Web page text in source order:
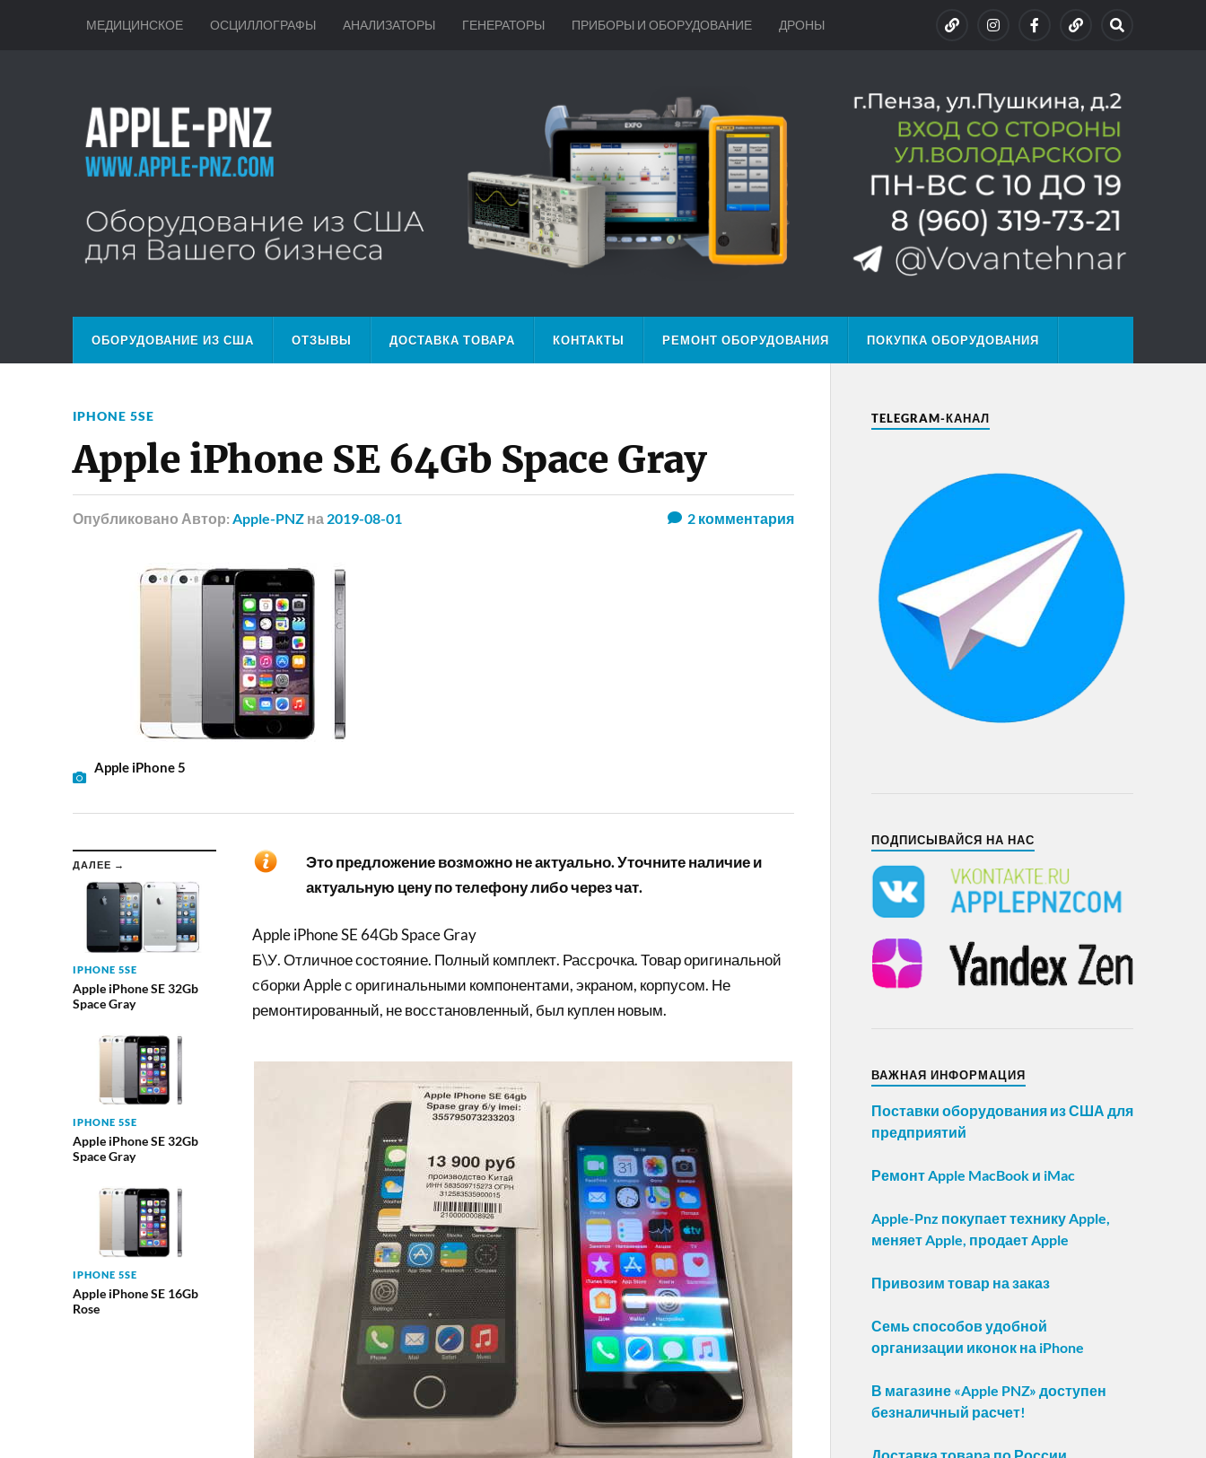
МЕДИЦИНСКОЕ ОСЦИЛЛОГРАФЫ АНАЛИЗАТОРЫ ГЕНЕРАТОРЫ ПРИБОРЫ И ОБОРУДОВАНИЕ ДРОНЫ
ОБОРУДОВАНИЕ ИЗ США ОТЗЫВЫ ДОСТАВКА ТОВАРА КОНТАКТЫ РЕМОНТ ОБОРУДОВАНИЯ ПОКУПКА ОБОРУДОВАНИЯ
IPHONE 5SE
Apple iPhone SE 64Gb Space Gray
Опубликовано Автор: Apple-PNZ на 2019-08-01 2комментария
Apple iPhone 5
ДАЛЕЕ →
IPHONE 5SE
Apple iPhone SE 32Gb
Space Gray
IPHONE 5SE
Apple iPhone SE 32Gb
Space Gray
IPHONE 5SE
Apple iPhone SE 16Gb
Rose
Это предложение возможно не актуально. Уточните наличие и
актуальную цену по телефону либо через чат.
Apple iPhone SE 64Gb Space Gray
Б\У. Отличное состояние. Полный комплект. Рассрочка. Товар оригинальной
сборки Apple с оригинальными компонентами, экраном, корпусом. Не
ремонтированный, не восстановленный, был куплен новым.
TELEGRAM-КАНАЛ
ПОДПИСЫВАЙСЯ НА НАС
ВАЖНАЯ ИНФОРМАЦИЯ
Поставки оборудования из США для
предприятий
Ремонт Apple MacBook и iMac
Apple-Pnz покупает технику Apple,
меняет Apple, продает Apple
Привозим товар на заказ
Семь способов удобной
организации иконок на iPhone
В магазине «Apple PNZ» доступен
безналичный расчет!